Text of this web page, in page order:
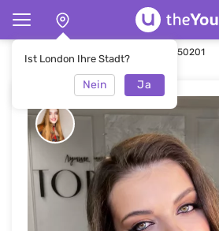
Ist London Ihre Stadt?
Nein Ja
Hauptseite Make-up Make-up #50201